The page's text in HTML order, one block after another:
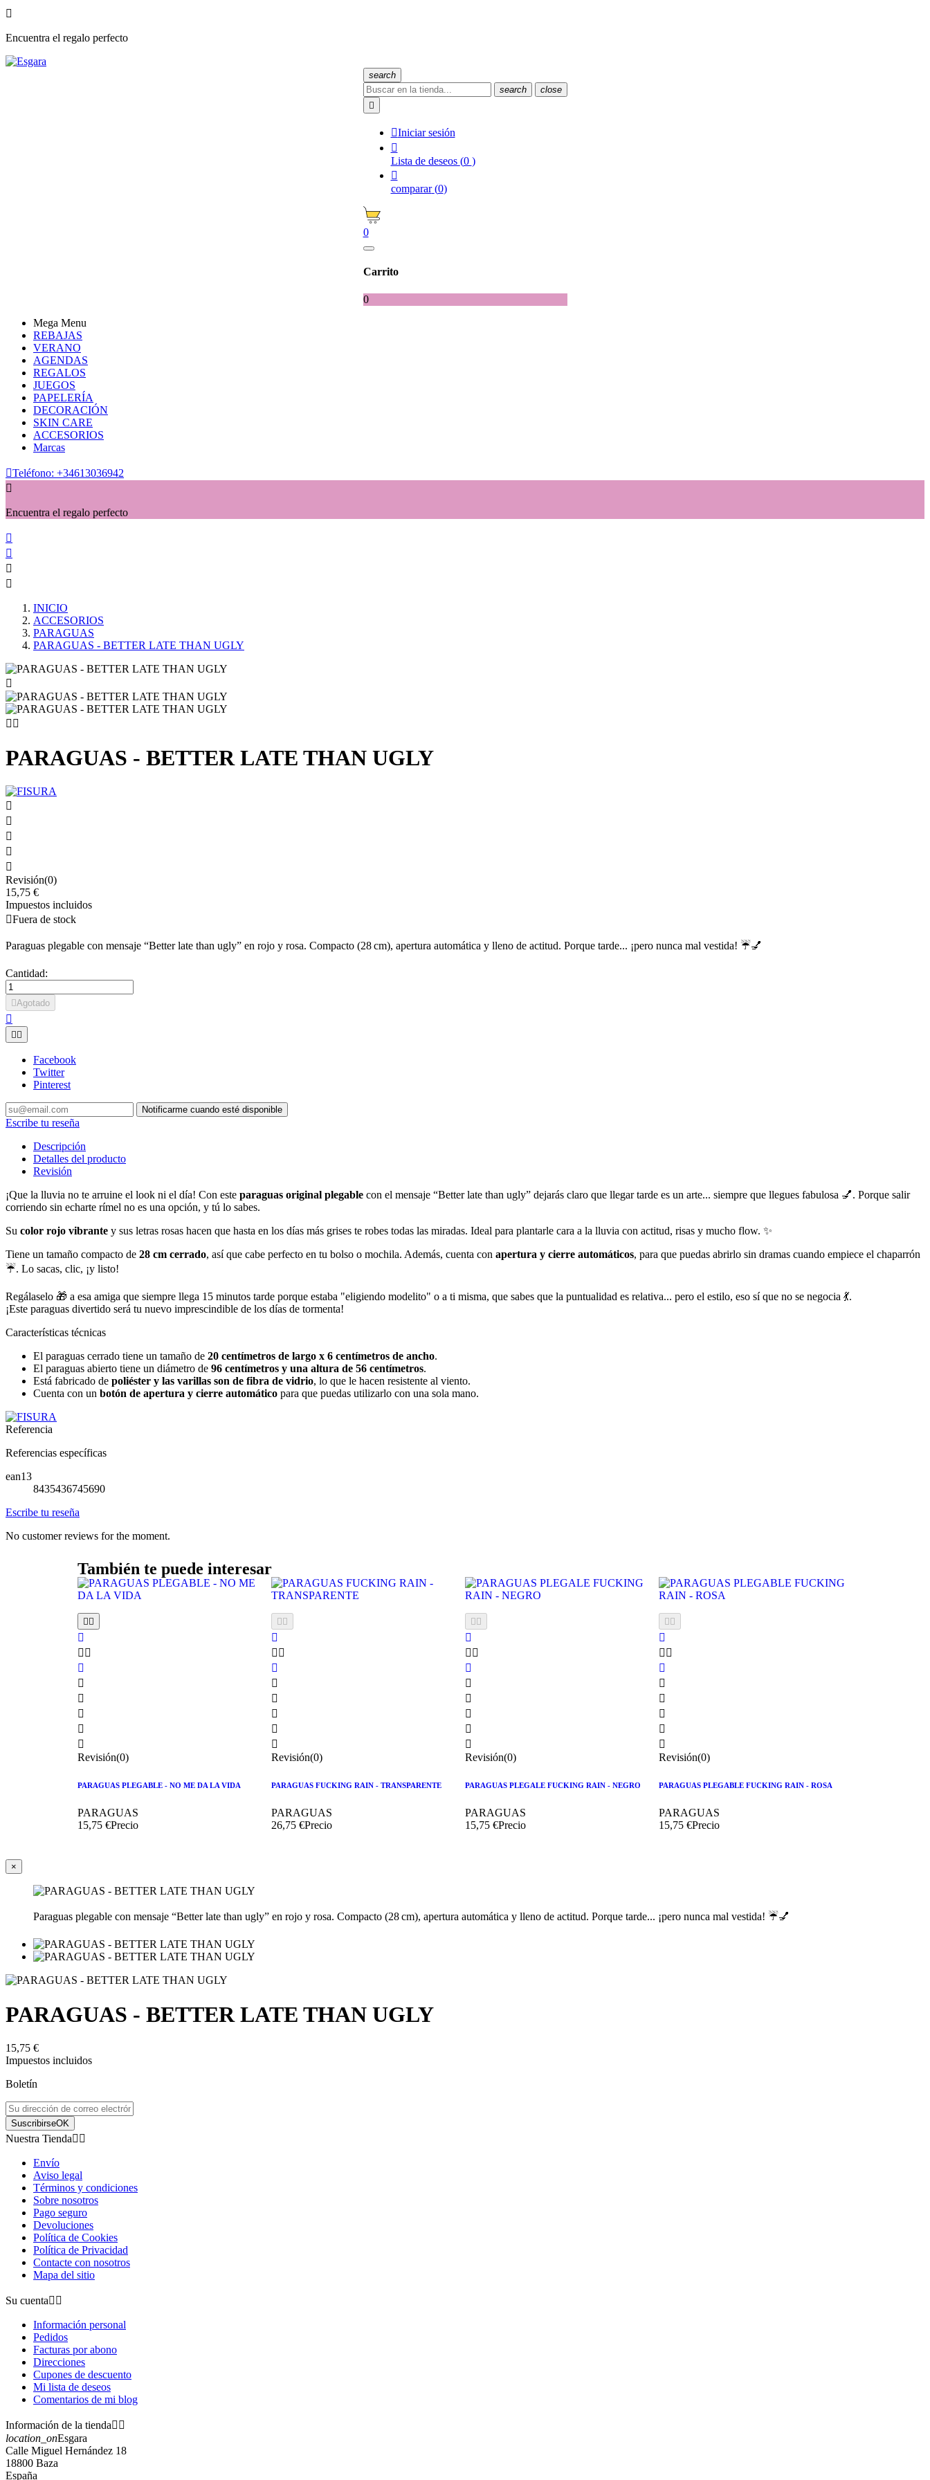

Encuentra el regalo perfecto
search
search
close

Iniciar sesión

Lista de deseos (0 )

comparar (0)
0
Carrito
0
Mega Menu
REBAJAS
VERANO
AGENDAS
REGALOS
JUEGOS
PAPELERÍA
DECORACIÓN
SKIN CARE
ACCESORIOS
Marcas
Teléfono: +34613036942

Encuentra el regalo perfecto




INICIO
ACCESORIOS
PARAGUAS
PARAGUAS - BETTER LATE THAN UGLY

 
PARAGUAS - BETTER LATE THAN UGLY





Revisión(0)
15,75 €
Impuestos incluidos
Fuera de stock
Paraguas plegable con mensaje “Better late than ugly” en rojo y rosa. Compacto (28 cm), apertura automática y lleno de actitud. Porque tarde... ¡pero nunca mal vestida! ☔💅
Cantidad:
Agotado

 
Facebook
Twitter
Pinterest
Notificarme cuando esté disponible
Escribe tu reseña
Descripción
Detalles del producto
Revisión
¡Que la lluvia no te arruine el look ni el día! Con este paraguas original plegable con el mensaje “Better late than ugly” dejarás claro que llegar tarde es un arte... siempre que llegues fabulosa 💅. Porque salir
corriendo sin echarte rímel no es una opción, y tú lo sabes.
Su color rojo vibrante y sus letras rosas hacen que hasta en los días más grises te robes todas las miradas. Ideal para plantarle cara a la lluvia con actitud, risas y mucho flow. ✨
Tiene un tamaño compacto de 28 cm cerrado, así que cabe perfecto en tu bolso o mochila. Además, cuenta con apertura y cierre automáticos, para que puedas abrirlo sin dramas cuando empiece el chaparrón
☔. Lo sacas, clic, ¡y listo!
Regálaselo 🎁 a esa amiga que siempre llega 15 minutos tarde porque estaba "eligiendo modelito" o a ti misma, que sabes que la puntualidad es relativa... pero el estilo, eso sí que no se negocia 💃.
¡Este paraguas divertido será tu nuevo imprescindible de los días de tormenta!
Características técnicas
El paraguas cerrado tiene un tamaño de 20 centímetros de largo x 6 centímetros de ancho.
El paraguas abierto tiene un diámetro de 96 centímetros y una altura de 56 centímetros.
Está fabricado de poliéster y las varillas son de fibra de vidrio, lo que le hacen resistente al viento.
Cuenta con un botón de apertura y cierre automático para que puedas utilizarlo con una sola mano.
Referencia
Referencias específicas
ean13
8435436745690
Escribe tu reseña
No customer reviews for the moment.
También te puede interesar
 

 






Revisión(0)
PARAGUAS PLEGABLE - NO ME DA LA VIDA
PARAGUAS
15,75 €Precio
 

 






Revisión(0)
PARAGUAS FUCKING RAIN - TRANSPARENTE
PARAGUAS
26,75 €Precio
 

 






Revisión(0)
PARAGUAS PLEGALE FUCKING RAIN - NEGRO
PARAGUAS
15,75 €Precio
 

 






Revisión(0)
PARAGUAS PLEGABLE FUCKING RAIN - ROSA
PARAGUAS
15,75 €Precio




Revisión(0)
PARAGUAS FUCKING RAIN - REFLECTANTE
PARAGUAS
26,75 €Precio
×
Paraguas plegable con mensaje “Better late than ugly” en rojo y rosa. Compacto (28 cm), apertura automática y lleno de actitud. Porque tarde... ¡pero nunca mal vestida! ☔💅
PARAGUAS - BETTER LATE THAN UGLY
15,75 €
Impuestos incluidos
Boletín
SuscribirseOK
Nuestra Tienda 
Envío
Aviso legal
Términos y condiciones
Sobre nosotros
Pago seguro
Devoluciones
Política de Cookies
Política de Privacidad
Contacte con nosotros
Mapa del sitio
Su cuenta 
Información personal
Pedidos
Facturas por abono
Direcciones
Cupones de descuento
Mi lista de deseos
Comentarios de mi blog
Información de la tienda 
location_onEsgara
Calle Miguel Hernández 18
18800 Baza
España